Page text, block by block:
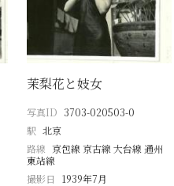
茉梨花と妓女
写真ID 3703-020503-0
駅 北京
路線 京包線 京古線 大台線 通州
東站線
撮影日
1939年7月